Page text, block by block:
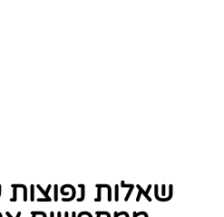
שאלות נפוצות